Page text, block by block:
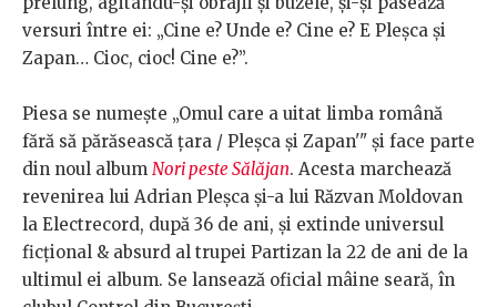
versuri între ei: „Cine e? Unde e? Cine e? E Pleșca și
Zapan… Cioc, cioc! Cine e?”.
Piesa se numește „Omul care a uitat limba română
fără să părăsească țara / Pleșca și Zapan'" și face parte
din noul album Nori peste Sălăjan. Acesta marchează
revenirea lui Adrian Pleșca și-a lui Răzvan Moldovan
la Electrecord, după 36 de ani, și extinde universul
ficțional & absurd al trupei Partizan la 22 de ani de la
ultimul ei album. Se lansează oficial mâine seară, în